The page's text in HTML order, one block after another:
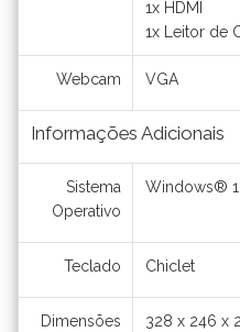
1x HDMI
1x Leitor de
Webcam VGA
Informações Adicionais
Sistema
Operativo
Windows®
Teclado Chiclet
Dimensões 328 x 246 x